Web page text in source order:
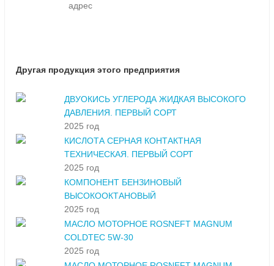
адрес
Другая продукция этого предприятия
ДВУОКИСЬ УГЛЕРОДА ЖИДКАЯ ВЫСОКОГО
ДАВЛЕНИЯ. ПЕРВЫЙ СОРТ
2025 год
КИСЛОТА СЕРНАЯ КОНТАКТНАЯ
ТЕХНИЧЕСКАЯ. ПЕРВЫЙ СОРТ
2025 год
КОМПОНЕНТ БЕНЗИНОВЫЙ
ВЫСОКООКТАНОВЫЙ
2025 год
МАСЛО МОТОРНОЕ ROSNEFT MAGNUM
COLDTEC 5W-30
2025 год